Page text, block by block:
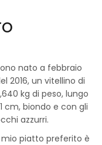
nato a febbraio
2016, un vitellino di
kg di peso, lungo
cm, biondo e con gli
azzurri.
mio piatto preferito è